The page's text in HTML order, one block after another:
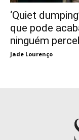
‘Quiet
que pode
ninguém
Jade Lourenço